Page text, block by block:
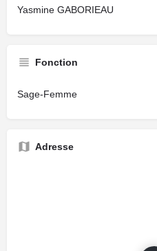
Yasmine GABORIEAU
Fonction
Sage-Femme
Adresse